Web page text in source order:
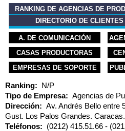
RANKING DE AGENCIAS DE
DIRECTORIO DE CLIENTES
A. DE COMUNICACIÓN
CASAS PRODUCTORAS
EMPRESAS DE SOPORTE
Ranking: N/P
Tipo de Empresa: Agencias de
Dirección: Av. Andrés Bello entre
Gust. Los Palos Grandes. Caracas.
Teléfonos: (0212) 415.51.66